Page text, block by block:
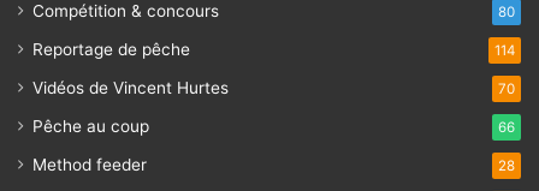
Compétition & concours 80
Reportage de pêche 114
Vidéos de Vincent Hurtes 70
Pêche au coup 66
Method feeder 28